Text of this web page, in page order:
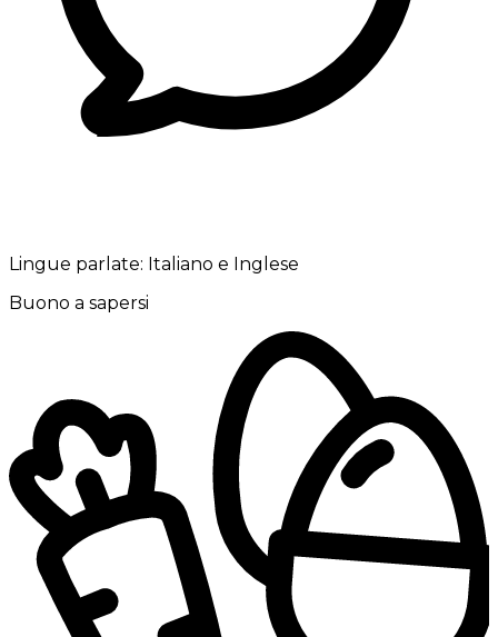
Lingue parlate: Italiano e Inglese
Buono a sapersi